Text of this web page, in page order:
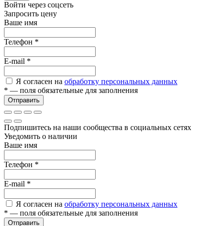
Войти через соцсеть
Запросить цену
Ваше имя
Телефон *
E-mail *
Я согласен на обработку персональных данных
* — поля обязательные для заполнения
Отправить
Подпишитесь на наши сообщества в социальных сетях
Уведомить о наличии
Ваше имя
Телефон *
E-mail *
Я согласен на обработку персональных данных
* — поля обязательные для заполнения
Отправить